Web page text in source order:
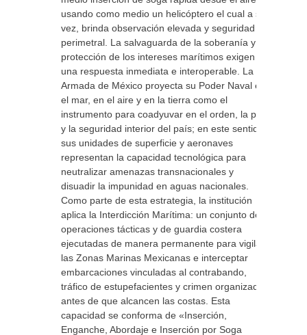
usando como medio un helicóptero el cual a su
vez, brinda observación elevada y seguridad
perimetral. La salvaguarda de la soberanía y la
protección de los intereses marítimos exigen
una respuesta inmediata e interoperable. La
Armada de México proyecta su Poder Naval en
el mar, en el aire y en la tierra como el
instrumento para coadyuvar en el orden, la paz
y la seguridad interior del país; en este sentido,
sus unidades de superficie y aeronaves
representan la capacidad tecnológica para
neutralizar amenazas transnacionales y
disuadir la impunidad en aguas nacionales.
Como parte de esta estrategia, la institución
aplica la Interdicción Marítima: un conjunto de
operaciones tácticas y de guardia costera
ejecutadas de manera permanente para vigilar
las Zonas Marinas Mexicanas e interceptar
embarcaciones vinculadas al contrabando,
tráfico de estupefacientes y crimen organizado
antes de que alcancen las costas. Esta
capacidad se conforma de «Inserción,
Enganche, Abordaje e Inserción por Soga